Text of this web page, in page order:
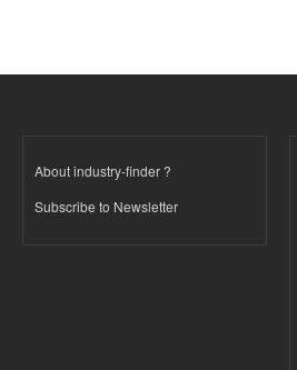
About industry-finder ?
Subscribe to Newsletter